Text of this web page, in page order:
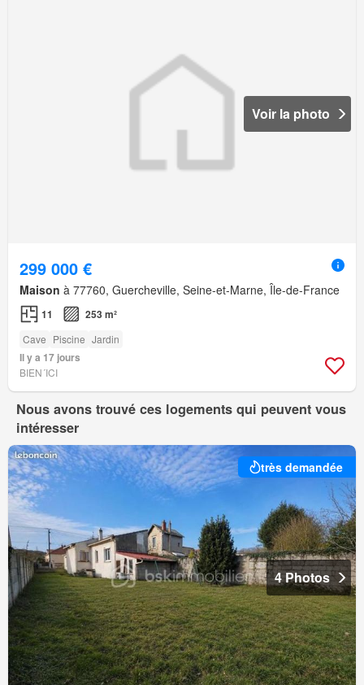
Voir la photo
299 000 €
Maison à 77760, Guercheville, Seine-et-Marne, Île-de-France
11 253 m²
Cave Piscine Jardin
Il y a 17 jours
BIEN´ICI
Nous avons trouvé ces logements qui peuvent vous
intéresser
très demandée
4 Photos